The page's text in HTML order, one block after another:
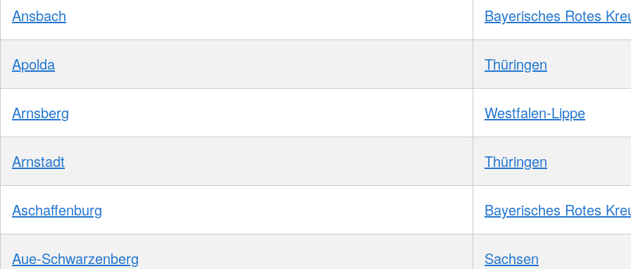
Ansbach Bayerisches Rotes
Apolda Thüringen
Arnsberg Westfalen-Lippe
Arnstadt Thüringen
Aschaffenburg Bayerisches Rotes
Aue-Schwarzenberg Sachsen